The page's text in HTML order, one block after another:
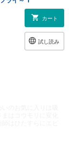
カート
試し読み